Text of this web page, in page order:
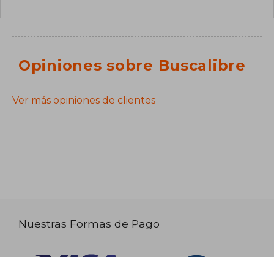
Opiniones sobre Buscalibre
Ver más opiniones de clientes
Nuestras Formas de Pago